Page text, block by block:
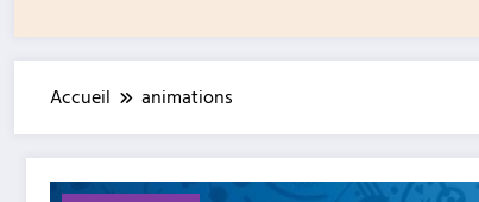
Accueil animations